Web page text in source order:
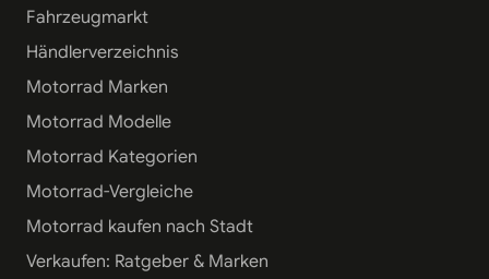
Fahrzeugmarkt
Händlerverzeichnis
Motorrad Marken
Motorrad Modelle
Motorrad Kategorien
Motorrad-Vergleiche
Motorrad kaufen nach Stadt
Verkaufen: Ratgeber & Marken